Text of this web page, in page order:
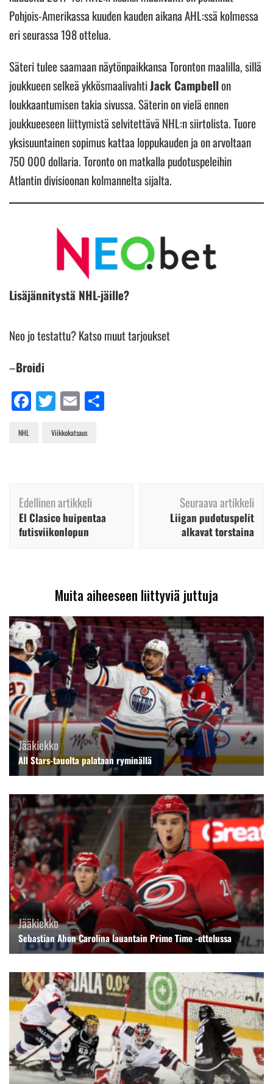
Pohjois-Amerikassa kuuden kauden aikana AHL:ssä kolmessa
eri seurassa 198 ottelua.
Säteri tulee saamaan näytönpaikkansa Toronton maalilla, sillä
joukkueen selkeä ykkösmaalivahtiJack Campbellon
loukkaantumisen takia sivussa. Säterin on vielä ennen
joukkueeseen liittymistä selvitettävä NHL:n siirtolista. Tuore
yksisuuntainen sopimus kattaa loppukauden ja on arvoltaan
750 000 dollaria. Toronto on matkalla pudotuspeleihin
Atlantin divisioonan kolmannelta sijalta.
Lisäjännitystä NHL-jäille?
Neo jo testattu? Katso muut tarjoukset
–Broidi
Facebook
Twitter
Email
NHL Viikkokatsaus
Artikkelien
selaus
Edellinen artikkeli
El Clasico huipentaa
futisviikonlopun
Seuraava artikkeli
Liigan pudotuspelit
alkavat torstaina
Muita aiheeseen liittyviä juttuja
Jääkiekko
All Stars-tauolta palataan ryminällä
Jääkiekko
Sebastian Ahon Carolina lauantain Prime Time -ottelussa